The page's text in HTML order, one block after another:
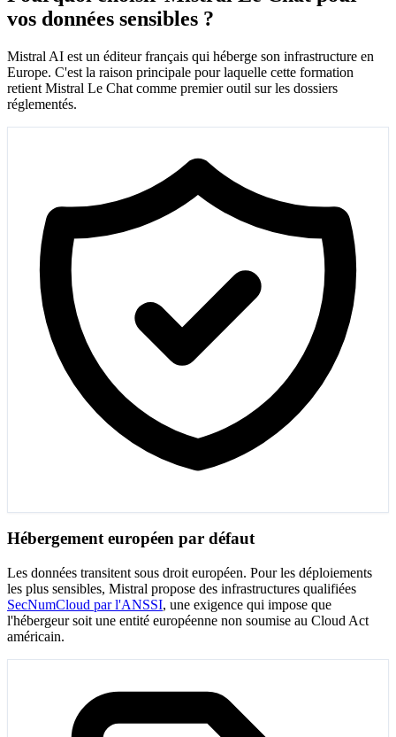
vos données sensibles ?
Mistral AI est un éditeur français qui héberge son infrastructure en
Europe. C'est la raison principale pour laquelle cette formation
retient Mistral Le Chat comme premier outil sur les dossiers
réglementés.
Hébergement européen par défaut
Les données transitent sous droit européen. Pour les déploiements
les plus sensibles, Mistral propose des infrastructures qualifiées
SecNumCloud par l'ANSSI, une exigence qui impose que
l'hébergeur soit une entité européenne non soumise au Cloud Act
américain.